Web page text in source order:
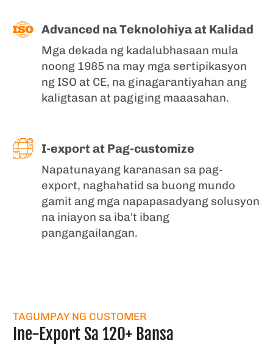
Advanced na Teknolohiya at Kalidad
Mga dekada ng kadalubhasaan mula
noong 1985 na may mga sertipikasyon
ng ISO at CE, na ginagarantiyahan ang
kaligtasan at pagiging maaasahan.
I-export at Pag-customize
Napatunayang karanasan sa pag-
export, naghahatid sa buong mundo
gamit ang mga napapasadyang solusyon
na iniayon sa iba't ibang
pangangailangan.
TAGUMPAY NG CUSTOMER
Ine-Export Sa 120+ Bansa